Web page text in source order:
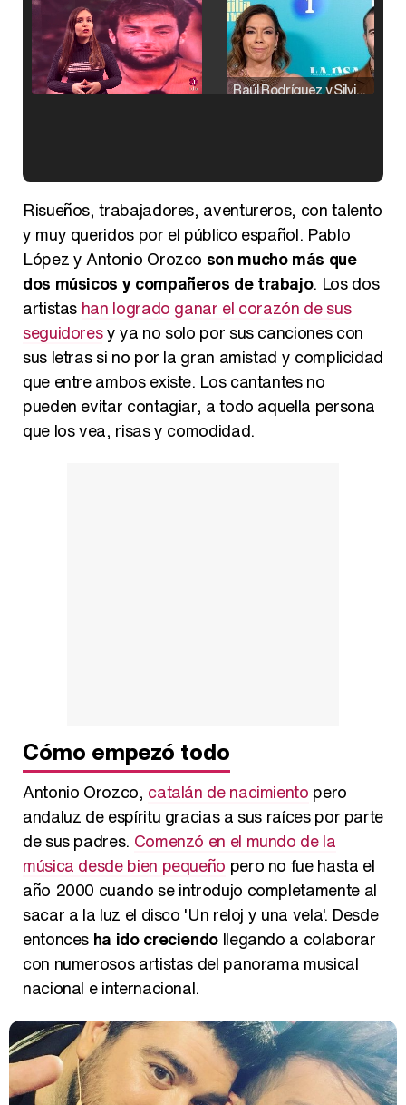
Raúl Rodríguez y Silvia Taulés nos cuentan su papel en 'La familia de la tele'
Así se tomó Felipe VI que la Infanta Sofía no quisiera recibir formación militar
Risueños, trabajadores, aventureros, con talento
y muy queridos por el público español. Pablo
López y Antonio Orozco son mucho más que
dos músicos y compañeros de trabajo. Los dos
artistas han logrado ganar el corazón de sus
seguidoresy ya no solo por sus canciones con
sus letras si no por la gran amistad y complicidad
que entre ambos existe. Los cantantes no
pueden evitar contagiar, a todo aquella persona
que los vea, risas y comodidad.
Cómo empezó todo
Antonio Orozco, catalán de nacimiento pero
andaluz de espíritu gracias a sus raíces por parte
de sus padres. Comenzó en el mundo de la
música desde bien pequeño pero no fue hasta el
año 2000 cuando se introdujo completamente al
sacar a la luz el disco 'Un reloj y una vela'. Desde
entonces ha ido creciendo llegando a colaborar
con numerosos artistas del panorama musical
nacional e internacional.